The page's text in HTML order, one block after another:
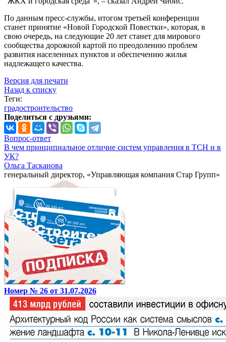
По данным пресс-службы, итогом третьей конференции
станет принятие «Новой Городской Повестки», которая, в
свою очередь, на следующие 20 лет станет для мирового
сообщества дорожной картой по преодолению проблем
развития населенных пунктов и обеспечению жилья
надлежащего качества.
Версия для печати
Назад к списку
Теги:
градостроительство
Поделиться с друзьями:
Вопрос-ответ
В чем принципиальное отличие систем управления в ТСН и в
УК?
Ольга Тасканова
генеральный директор, «Управляющая компания Стар Групп»
Номер № 26 от 31.07.2026